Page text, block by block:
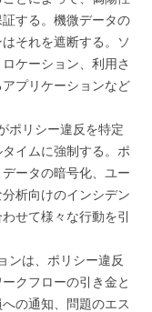
する。機微データの
それを遮断する。ソ
ケーション、利用さ
プリケーションなど
ポリシー違反を特定
イムに強制する。ポ
ータの暗号化、ユー
析向けのインシデン
せて様々な行動を引
ンは、ポリシー違反
クフローの引き金と
の通知、問題のエス